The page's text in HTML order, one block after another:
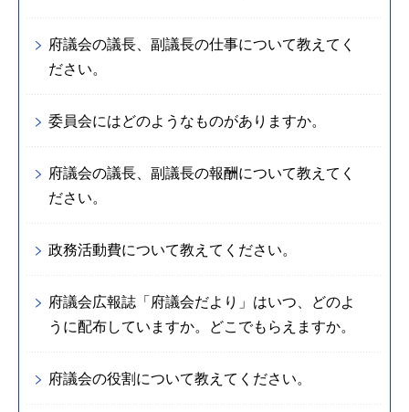
府議会の議長、副議長の仕事について教えてく
ださい。
委員会にはどのようなものがありますか。
府議会の議長、副議長の報酬について教えてく
ださい。
政務活動費について教えてください。
府議会広報誌「府議会だより」はいつ、どのよ
うに配布していますか。どこでもらえますか。
府議会の役割について教えてください。